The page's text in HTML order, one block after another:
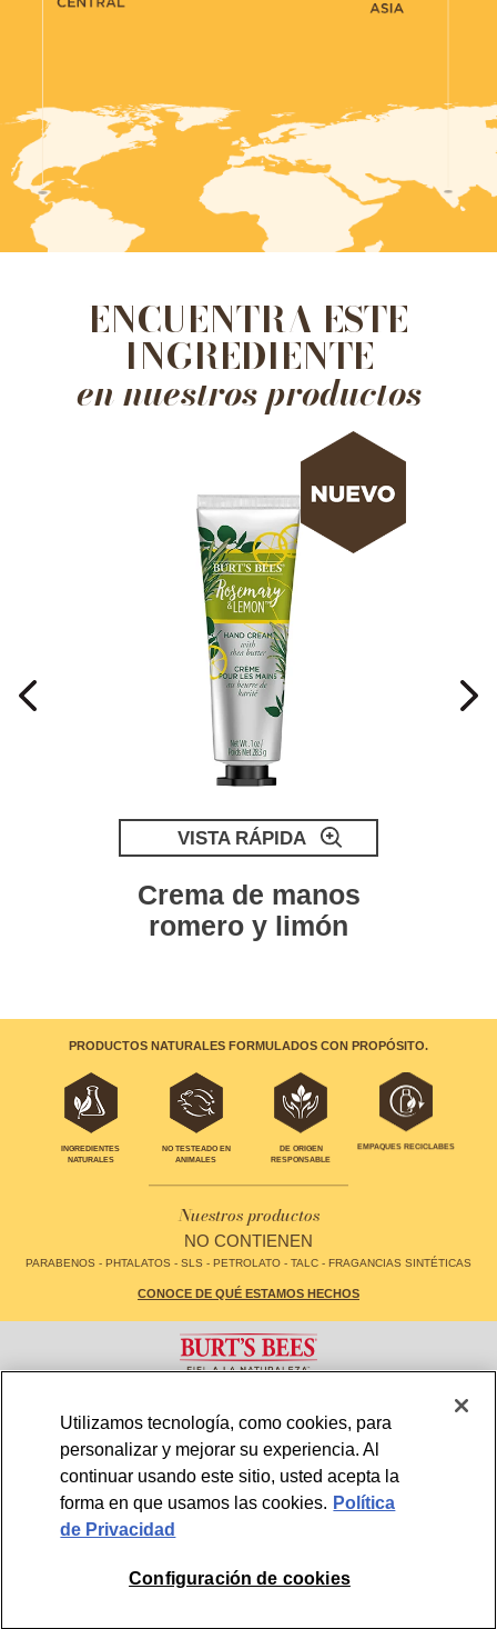
ENCUENTRA ESTE
INGREDIENTE
en nuestros productos
VISTA RÁPIDA
Crema de manos
romero y limón
PRODUCTOS NATURALES FORMULADOS CON PROPÓSITO.
INGREDIENTES
NATURALES
NO TESTEADO EN
ANIMALES
DE ORIGEN
RESPONSABLE
EMPAQUES RECICLABES
Nuestros productos
NO CONTIENEN
PARABENOS - PHTALATOS - SLS - PETROLATO - TALC - FRAGANCIAS SINTÉTICAS
CONOCE DE QUÉ ESTAMOS HECHOS
LOCALIZADOR DE TIENDAS
MAPA DE SITIO
POLÍTICA DE PRIVACIDAD
TÉRMINOS Y CONDICIONES DE USO
CONFIGURACIÓN DE COOKIES
Utilizamos tecnología, como cookies, para
personalizar y mejorar su experiencia. Al
continuar usando este sitio, usted acepta la
forma en que usamos las cookies. Política
de Privacidad
Configuración de cookies